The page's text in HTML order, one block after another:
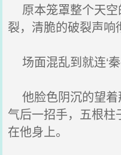
原本笼罩整个天空
裂，清脆的破裂声响
场面混乱到就连‘秦
他脸色阴沉的望着
气后一招手，五根
在他身上。